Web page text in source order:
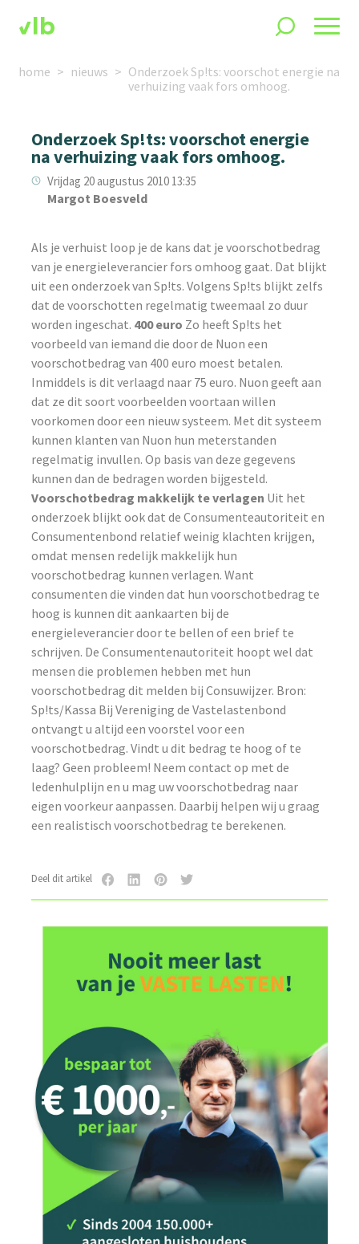
home nieuws
Onderzoek Sp!ts: voorschot energie na
verhuizing vaak fors omhoog.
Onderzoek Sp!ts: voorschot energie
na verhuizing vaak fors omhoog.
Vrijdag 20 augustus 2010 13:35
Margot Boesveld
Als je verhuist loop je de kans dat je voorschotbedrag
van je energieleverancier fors omhoog gaat. Dat blijkt
uit een onderzoek van Sp!ts. Volgens Sp!ts blijkt zelfs
dat de voorschotten regelmatig tweemaal zo duur
worden ingeschat. 400 euro Zo heeft Sp!ts het
voorbeeld van iemand die door de Nuon een
voorschotbedrag van 400 euro moest betalen.
Inmiddels is dit verlaagd naar 75 euro. Nuon geeft aan
dat ze dit soort voorbeelden voortaan willen
voorkomen door een nieuw systeem. Met dit systeem
kunnen klanten van Nuon hun meterstanden
regelmatig invullen. Op basis van deze gegevens
kunnen dan de bedragen worden bijgesteld.
Voorschotbedrag makkelijk te verlagen Uit het
onderzoek blijkt ook dat de Consumenteautoriteit en
Consumentenbond relatief weinig klachten krijgen,
omdat mensen redelijk makkelijk hun
voorschotbedrag kunnen verlagen. Want
consumenten die vinden dat hun voorschotbedrag te
hoog is kunnen dit aankaarten bij de
energieleverancier door te bellen of een brief te
schrijven. De Consumentenautoriteit hoopt wel dat
mensen die problemen hebben met hun
voorschotbedrag dit melden bij Consuwijzer. Bron:
Sp!ts/Kassa Bij Vereniging de Vastelastenbond
ontvangt u altijd een voorstel voor een
voorschotbedrag. Vindt u dit bedrag te hoog of te
laag? Geen probleem! Neem contact op met de
ledenhulplijn en u mag uw voorschotbedrag naar
eigen voorkeur aanpassen. Daarbij helpen wij u graag
een realistisch voorschotbedrag te berekenen.
Deel dit artikel